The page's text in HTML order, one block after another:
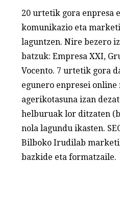
20 urtetik gora enpresa
komunikazio eta
laguntzen. Nire bezero
batzuk: Empresa XXI,
Vocento. 7 urtetik gora
egunero enpresei online
agerikotasuna izan
helburuak lor ditzaten
nola lagundu ikasten.
Bilboko Irudilab
bazkide eta formatzaile.